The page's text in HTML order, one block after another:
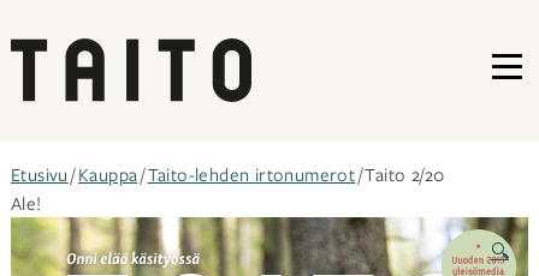
sisältöön
Etusivu /Kauppa/Taito-lehden irtonumerot/ Taito 2/20
Ale!
🔍